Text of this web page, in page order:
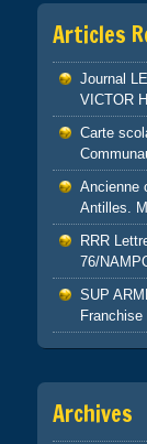
Articles
Journal
VICTOR
Carte
Ancienne
Antilles.
RRR
76/
SUP
Franchise
Archives